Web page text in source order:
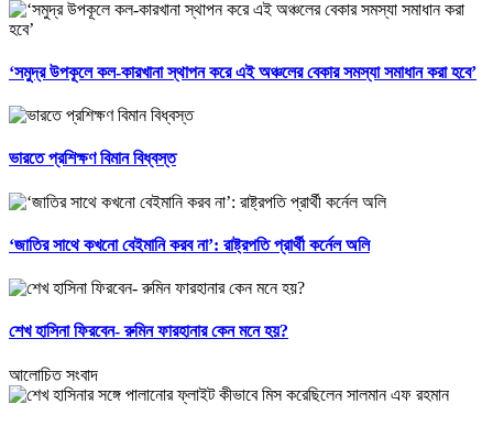
‘সমুদ্র উপকূলে কল-কারখানা স্থাপন করে এই অঞ্চলের বেকার সমস্যা সমাধান করা হবে’
ভারতে প্রশিক্ষণ বিমান বিধ্বস্ত
‘জাতির সাথে কখনো বেইমানি করব না’: রাষ্ট্রপতি প্রার্থী কর্নেল অলি
শেখ হাসিনা ফিরবেন- রুমিন ফারহানার কেন মনে হয়?
আলোচিত সংবাদ